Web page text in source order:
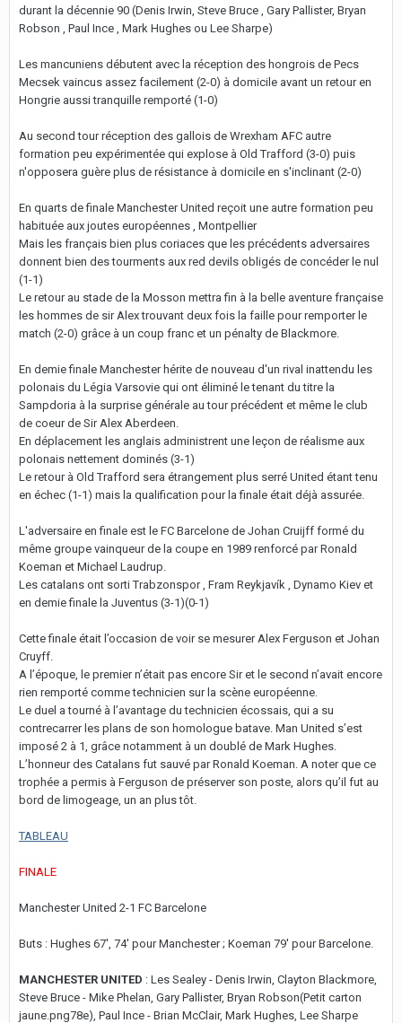
durant la décennie 90 (Denis Irwin, Steve Bruce , Gary Pallister, Bryan
Robson , Paul Ince , Mark Hughes ou Lee Sharpe)
Les mancuniens débutent avec la réception des hongrois de Pecs
Mecsek vaincus assez facilement (2-0) à domicile avant un retour en
Hongrie aussi tranquille remporté (1-0)
Au second tour réception des gallois de Wrexham AFC autre
formation peu expérimentée qui explose à Old Trafford (3-0) puis
n'opposera guère plus de résistance à domicile en s'inclinant (2-0)
En quarts de finale Manchester United reçoit une autre formation peu
habituée aux joutes européennes , Montpellier
Mais les français bien plus coriaces que les précédents adversaires
donnent bien des tourments aux red devils obligés de concéder le nul
(1-1)
Le retour au stade de la Mosson mettra fin à la belle aventure française
les hommes de sir Alex trouvant deux fois la faille pour remporter le
match (2-0) grâce à un coup franc et un pénalty de Blackmore.
En demie finale Manchester hérite de nouveau d'un rival inattendu les
polonais du Légia Varsovie qui ont éliminé le tenant du titre la
Sampdoria à la surprise générale au tour précédent et même le club
de coeur de Sir Alex Aberdeen.
En déplacement les anglais administrent une leçon de réalisme aux
polonais nettement dominés (3-1)
Le retour à Old Trafford sera étrangement plus serré United étant tenu
en échec (1-1) mais la qualification pour la finale était déjà assurée.
L'adversaire en finale est le FC Barcelone de Johan Cruijff formé du
même groupe vainqueur de la coupe en 1989 renforcé par Ronald
Koeman et Michael Laudrup.
Les catalans ont sorti Trabzonspor , Fram Reykjavík , Dynamo Kiev et
en demie finale la Juventus (3-1)(0-1)
Cette finale était l’occasion de voir se mesurer Alex Ferguson et Johan
Cruyff.
A l’époque, le premier n’était pas encore Sir et le second n’avait encore
rien remporté comme technicien sur la scène européenne.
Le duel a tourné à l’avantage du technicien écossais, qui a su
contrecarrer les plans de son homologue batave. Man United s’est
imposé 2 à 1, grâce notamment à un doublé de Mark Hughes.
L’honneur des Catalans fut sauvé par Ronald Koeman. A noter que ce
trophée a permis à Ferguson de préserver son poste, alors qu’il fut au
bord de limogeage, un an plus tôt.
TABLEAU
FINALE
Manchester United 2-1 FC Barcelone
Buts : Hughes 67', 74' pour Manchester ; Koeman 79' pour Barcelone.
MANCHESTER UNITED : Les Sealey - Denis Irwin, Clayton Blackmore,
Steve Bruce - Mike Phelan, Gary Pallister, Bryan Robson(Petit carton
jaune.png78e), Paul Ince - Brian McClair, Mark Hughes, Lee Sharpe